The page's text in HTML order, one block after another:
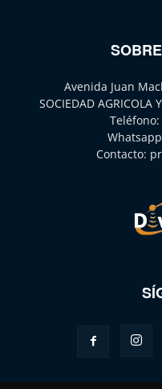
Avenida Juan
SOCIEDAD AGRICOLA
Teléfono:
Contacto: